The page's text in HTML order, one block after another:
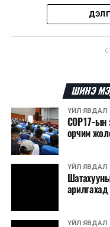
Албаныхны
шатаасан гэх
шалтгааныг
аянгын улмаас
Одоогоор АНУ даяар
хээрийн түймэр
талаас илүү нь
бүртгэгдсэн байна.
өдрүүдэд
анхааруулсан бөгөөд
ШИНЭ
ҮЙЛ ЯВДАЛ
COP17-ын
орчим
ҮЙЛ ЯВДАЛ
ҮЙЛ ЯВДАЛ